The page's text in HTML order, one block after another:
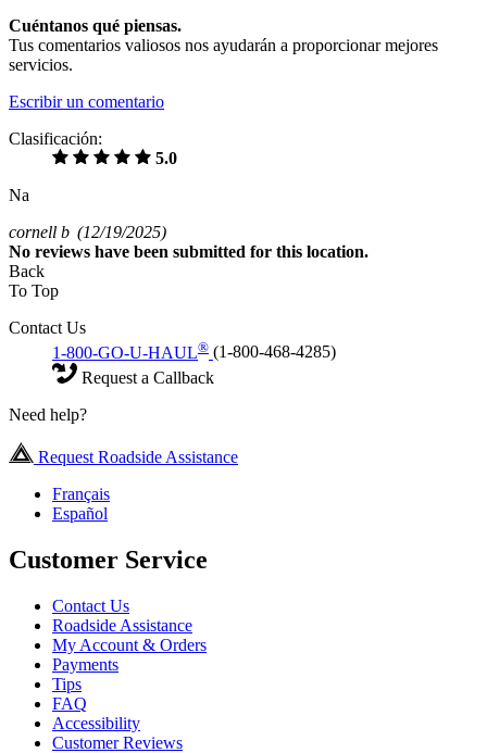
Cuéntanos qué piensas.
Tus comentarios valiosos nos ayudarán a proporcionar mejores
servicios.
Escribir un comentario
Clasificación:
5.0
Na
cornell b (12/19/2025)
No reviews have been submitted for this location.
Back
To Top
Contact Us
1-800-GO-U-HAUL® (1-800-468-4285)
Request a Callback
Need help?
Request Roadside Assistance
Français
Español
Customer Service
Contact Us
Roadside Assistance
My Account & Orders
Payments
Tips
FAQ
Accessibility
Customer Reviews